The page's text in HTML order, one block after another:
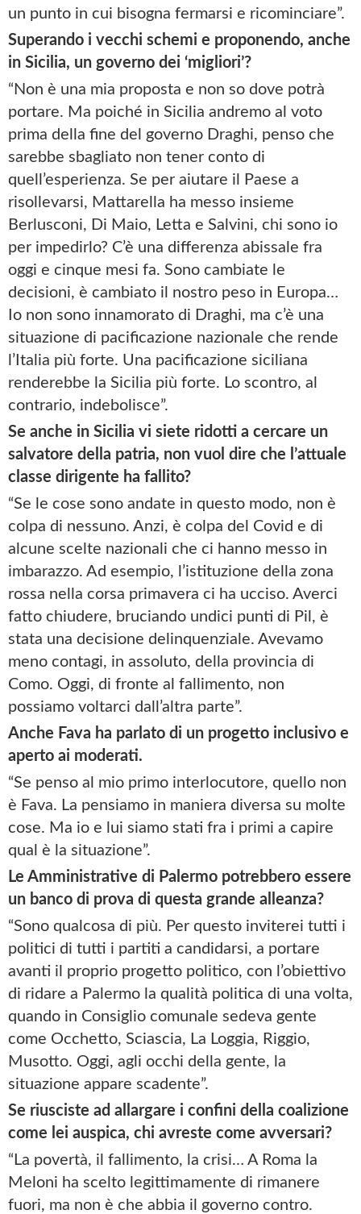
un punto in cui bisogna fermarsi e ricominciare”.
Superando i vecchi schemi e proponendo, anche
in Sicilia, un governo dei ‘migliori’?
“Non è una mia proposta e non so dove potrà
portare. Ma poiché in Sicilia andremo al voto
prima della fine del governo Draghi, penso che
sarebbe sbagliato non tener conto di
quell’esperienza. Se per aiutare il Paese a
risollevarsi, Mattarella ha messo insieme
Berlusconi, Di Maio, Letta e Salvini, chi sono io
per impedirlo? C’è una differenza abissale fra
oggi e cinque mesi fa. Sono cambiate le
decisioni, è cambiato il nostro peso in Europa…
Io non sono innamorato di Draghi, ma c’è una
situazione di pacificazione nazionale che rende
l’Italia più forte. Una pacificazione siciliana
renderebbe la Sicilia più forte. Lo scontro, al
contrario, indebolisce”.
Se anche in Sicilia vi siete ridotti a cercare un
salvatore della patria, non vuol dire che l’attuale
classe dirigente ha fallito?
“Se le cose sono andate in questo modo, non è
colpa di nessuno. Anzi, è colpa del Covid e di
alcune scelte nazionali che ci hanno messo in
imbarazzo. Ad esempio, l’istituzione della zona
rossa nella corsa primavera ci ha ucciso. Averci
fatto chiudere, bruciando undici punti di Pil, è
stata una decisione delinquenziale. Avevamo
meno contagi, in assoluto, della provincia di
Como. Oggi, di fronte al fallimento, non
possiamo voltarci dall’altra parte”.
Anche Fava ha parlato di un progetto inclusivo e
aperto ai moderati.
“Se penso al mio primo interlocutore, quello non
è Fava. La pensiamo in maniera diversa su molte
cose. Ma io e lui siamo stati fra i primi a capire
qual è la situazione”.
Le Amministrative di Palermo potrebbero essere
un banco di prova di questa grande alleanza?
“Sono qualcosa di più. Per questo inviterei tutti i
politici di tutti i partiti a candidarsi, a portare
avanti il proprio progetto politico, con l’obiettivo
di ridare a Palermo la qualità politica di una volta,
quando in Consiglio comunale sedeva gente
come Occhetto, Sciascia, La Loggia, Riggio,
Musotto. Oggi, agli occhi della gente, la
situazione appare scadente”.
Se riusciste ad allargare i confini della coalizione
come lei auspica, chi avreste come avversari?
“La povertà, il fallimento, la crisi… A Roma la
Meloni ha scelto legittimamente di rimanere
fuori, ma non è che abbia il governo contro.